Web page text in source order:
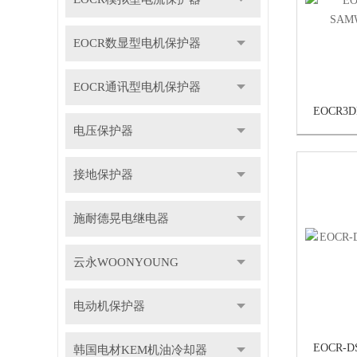
EOCR数显型电机保护器
EOCR通讯型电机保护器
电压保护器
接地保护器
施耐德晃电继电器
云永WOONYOUNG
电动机保护器
韩国电材KEM机油冷却器